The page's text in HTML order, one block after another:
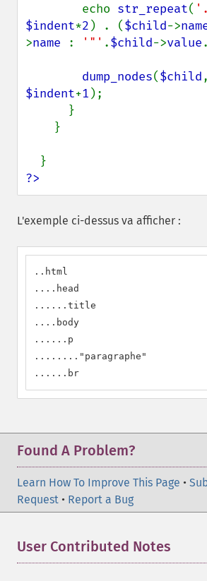
        echo
str_repeat(
$indent*2 ) . ($child->
>name : '"' .$child->value.
dump_nodes($child
$indent+1 );
?>
L'exemple ci-dessus va afficher :
..html
....head
......title
....body
......p
........"paragraphe"
......br
Found A Problem?
Learn How To Improve This Page •
Request • Report a Bug
User Contributed Notes